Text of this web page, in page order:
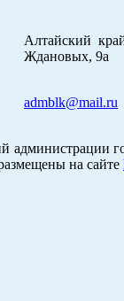
Алтайский
Ждановых, 9а
admblk@mail.ru
на сайте